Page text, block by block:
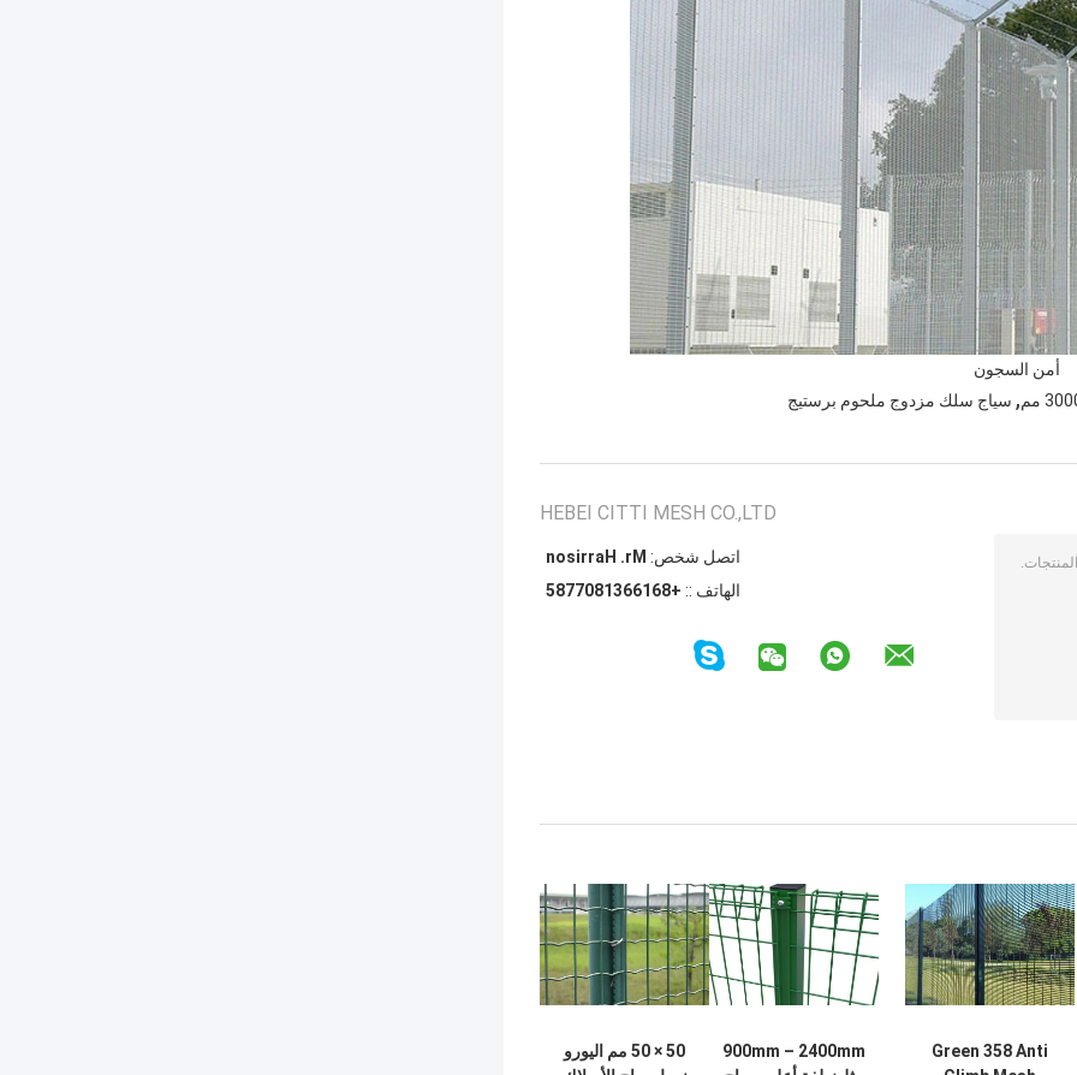
أمن السجون
, سياج سلك مزدوج ملحوم برستيج
HEBEI CITTI MESH CO.,LTD
اتصل شخص: Mr. Harrison
الهاتف :: +8616631807785
Green 358 Anti
900mm – 2400mm
50 × 50 مم اليورو